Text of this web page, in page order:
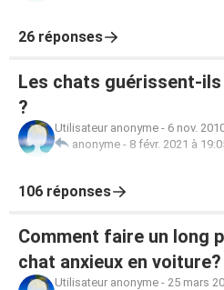
26 réponses
Les chats guérissent-
?
Utilisateur anonyme - 6 nov.
anonyme - 8 févr. 2021 à
106 réponses
Comment faire un long
chat anxieux en voiture?
Utilisateur anonyme - 25 mars